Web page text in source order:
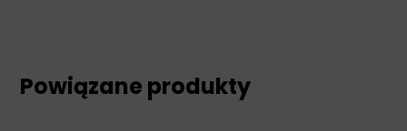
Powiązane produkty